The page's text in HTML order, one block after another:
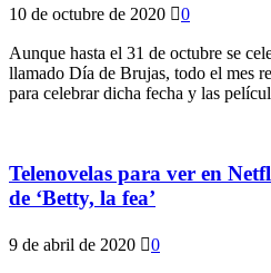
10 de octubre de 2020 0
Aunque hasta el 31 de octubre se
llamado Día de Brujas, todo el mes
para celebrar dicha fecha y las
Telenovelas para ver en
de ‘Betty, la fea’
9 de abril de 2020 0